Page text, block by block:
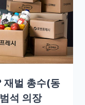
재벌 총수(동
석 의장